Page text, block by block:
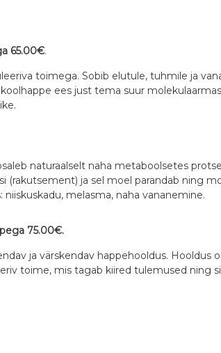
65.00€.
toimega. Sobib elutule, tuhmile ja
ees just tema suur
naturaalselt naha metaboolsetes
ja sel moel parandab ning
melasma, naha vananemine.
75.00€.
ja värskendav happehooldus.
toime, mis tagab kiired tulemused ning